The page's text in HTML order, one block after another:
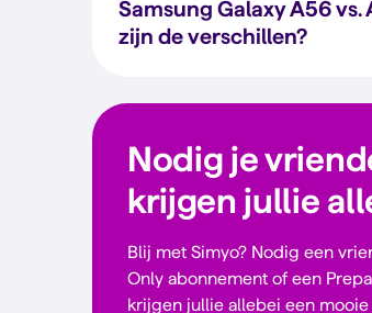
Samsung Galaxy A56 vs.
zijn de verschillen?
Nodig je
krijgen jullie
Blij met Simyo? Nodig een
Only abonnement of een
krijgen jullie allebei een